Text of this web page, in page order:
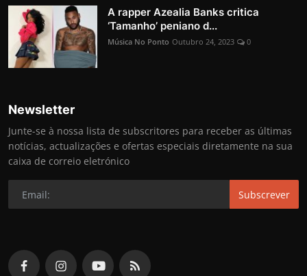
A rapper Azealia Banks critica
‘Tamanho’ peniano d...
Música No Ponto Outubro 24, 2023 0
Newsletter
Junte-se à nossa lista de subscritores para receber as últimas
notícias, actualizações e ofertas especiais diretamente na sua
caixa de correio eletrónico
Subscrever